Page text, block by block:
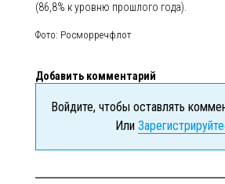
(86,8% к уровню прошлого года).
Фото: Росморречфлот
Добавить комментарий
Войдите, чтобы оставлять
Или